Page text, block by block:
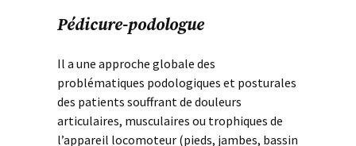
Pédicure-podologue
Il a une approche globale des
problématiques podologiques et posturales
des patients souffrant de douleurs
articulaires, musculaires ou trophiques de
l’appareil locomoteur (pieds, jambes, bassin